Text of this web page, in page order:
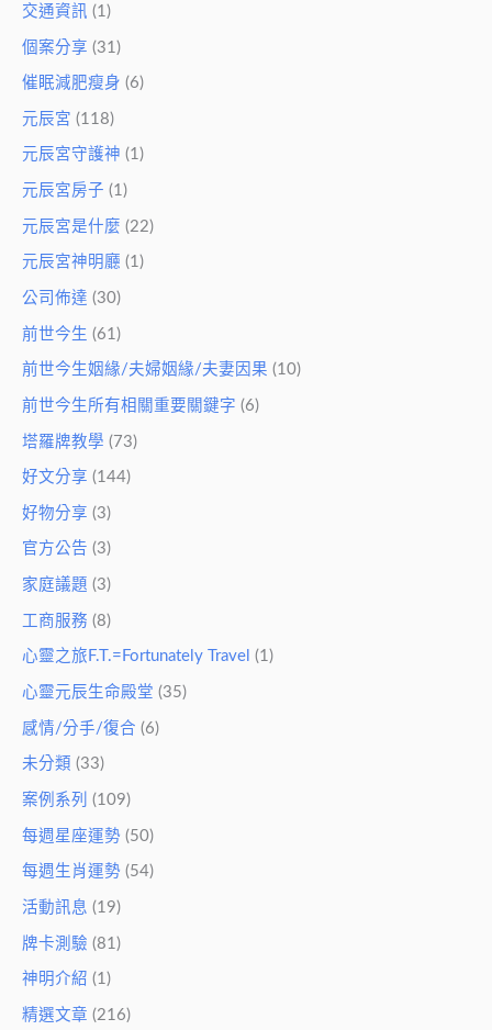
交通資訊 (1)
個案分享 (31)
催眠減肥瘦身 (6)
元辰宮 (118)
元辰宮守護神 (1)
元辰宮房子 (1)
元辰宮是什麼 (22)
元辰宮神明廳 (1)
公司佈達 (30)
前世今生 (61)
前世今生姻緣/夫婦姻緣/夫妻因果 (10)
前世今生所有相關重要關鍵字 (6)
塔羅牌教學 (73)
好文分享 (144)
好物分享 (3)
官方公告 (3)
家庭議題 (3)
工商服務 (8)
心靈之旅F.T.=Fortunately Travel (1)
心靈元辰生命殿堂 (35)
感情/分手/復合 (6)
未分類 (33)
案例系列 (109)
每週星座運勢 (50)
每週生肖運勢 (54)
活動訊息 (19)
牌卡測驗 (81)
神明介紹 (1)
精選文章 (216)